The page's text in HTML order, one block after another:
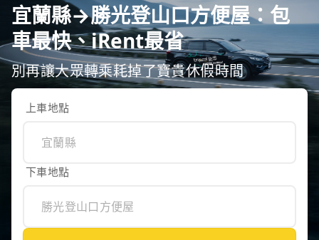
宜蘭縣→勝光登山口方便屋：包
車最快、iRent最省
別再讓大眾轉乘耗掉了寶貴休假時間
上車地點
下車地點